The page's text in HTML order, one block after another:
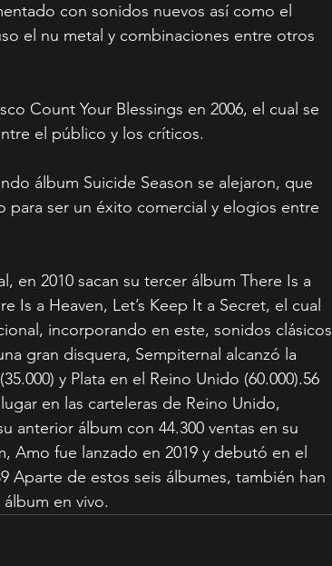
con sonidos nuevos así como el
el nu metal y combinaciones entre otros
Count Your Blessings en 2006, el cual se
el público y los críticos.
álbum Suicide Season se alejaron, que
para ser un éxito comercial y elogios entre
en 2010 sacan su tercer álbum There Is a
Is a Heaven, Let’s Keep It a Secret, el cual
incorporando en este, sonidos clásicos
gran disquera, Sempiternal alcanzó la
y Plata en el Reino Unido (60.000).56
lugar en las carteleras de Reino Unido,
anterior álbum con 44.300 ventas en su
Amo fue lanzado en 2019 y debutó en el
Aparte de estos seis álbumes, también han
en vivo.